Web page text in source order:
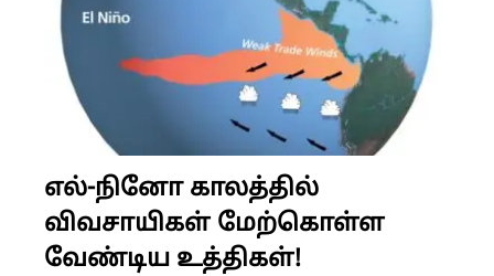
எல்-நினோ காலத்தில்
விவசாயிகள் மேற்கொள்ள
வேண்டிய உத்திகள்!